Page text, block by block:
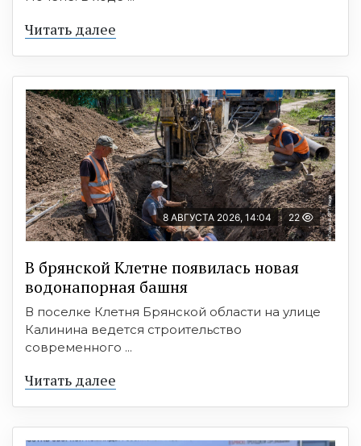
Читать далее
8 АВГУСТА 2026, 14:04 22
В брянской Клетне появилась новая
водонапорная башня
В поселке Клетня Брянской области на улице
Калинина ведется строительство
современного ...
Читать далее